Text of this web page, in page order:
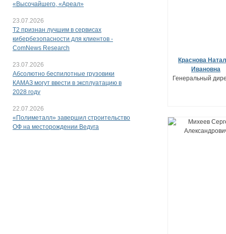
«Высочайшего, «Ареал»
23.07.2026
T2 признан лучшим в сервисах
кибербезопасности для клиентов -
ComNews Research
23.07.2026
Абсолютно беспилотные грузовики
КАМАЗ могут ввести в эксплуатацию в
2028 году
22.07.2026
«Полиметалл» завершил строительство
ОФ на месторождении Ведуга
Краснова
Ивановна
Генеральный